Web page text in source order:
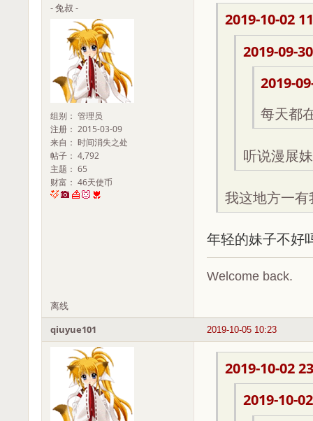
- 兔叔 -
组别： 管理员
注册： 2015-03-09
来自： 时间消失之处
帖子： 4,792
主题： 65
财富： 46天使币
2019-10-02
2019-09-
2019-
每天都
听说漫展
我这地方一
年轻的妹子不好
Welcome back.
离线
2019-10-05 10:23
qiuyue101
2019-10-02
2019-10-